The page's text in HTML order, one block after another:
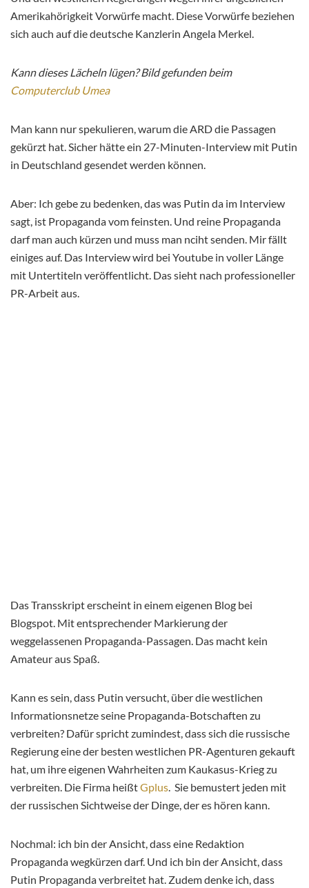
Amerikahörigkeit Vorwürfe macht. Diese Vorwürfe beziehen
sich auch auf die deutsche Kanzlerin Angela Merkel.
Kann dieses Lächeln lügen? Bild gefunden beim
Computerclub Umea
Man kann nur spekulieren, warum die ARD die Passagen
gekürzt hat. Sicher hätte ein 27-Minuten-Interview mit Putin
in Deutschland gesendet werden können.
Aber: Ich gebe zu bedenken, das was Putin da im Interview
sagt, ist Propaganda vom feinsten. Und reine Propaganda
darf man auch kürzen und muss man nciht senden. Mir fällt
einiges auf. Das Interview wird bei Youtube in voller Länge
mit Untertiteln veröffentlicht. Das sieht nach professioneller
PR-Arbeit aus.
Das Transskript erscheint in einem eigenen Blog bei
Blogspot. Mit entsprechender Markierung der
weggelassenen Propaganda-Passagen. Das macht kein
Amateur aus Spaß.
Kann es sein, dass Putin versucht, über die westlichen
Informationsnetze seine Propaganda-Botschaften zu
verbreiten? Dafür spricht zumindest, dass sich die russische
Regierung eine der besten westlichen PR-Agenturen gekauft
hat, um ihre eigenen Wahrheiten zum Kaukasus-Krieg zu
verbreiten. Die Firma heißtGplus. Sie bemustert jeden mit
der russischen Sichtweise der Dinge, der es hören kann.
Nochmal: ich bin der Ansicht, dass eine Redaktion
Propaganda wegkürzen darf. Und ich bin der Ansicht, dass
Putin Propaganda verbreitet hat. Zudem denke ich, dass